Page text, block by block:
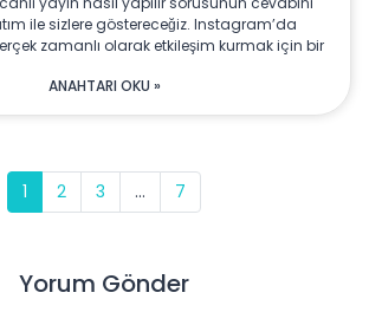
ile sizlere göstereceğiz. Instagram’da
zamanlı olarak etkileşim kurmak için bir
ANAHTARI OKU »
1 2 3 ... 7
Yorum Gönder